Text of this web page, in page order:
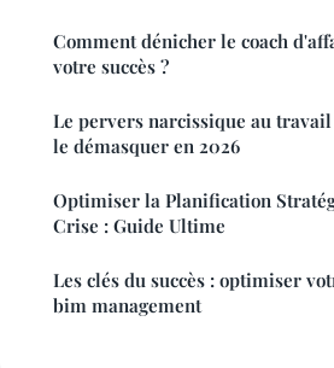
Comment dénicher le coach
votre succès ?
Le pervers narcissique au
le démasquer en 2026
Optimiser la Planification
Crise : Guide Ultime
Les clés du succès : optimiser
bim management